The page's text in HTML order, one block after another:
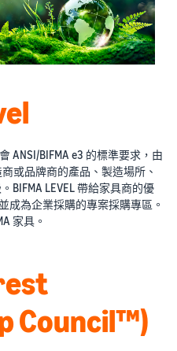
ANSI/BIFMA e3 的標準要求，由
或品牌商的產品、製造場所、
BIFMA LEVEL 帶給家具商的優
成為企業採購的專案採購專區。
家具。
Council™)